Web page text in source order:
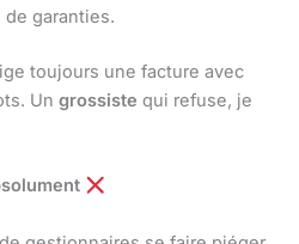
de garanties.
toujours une facture avec
Un grossiste qui refuse, je